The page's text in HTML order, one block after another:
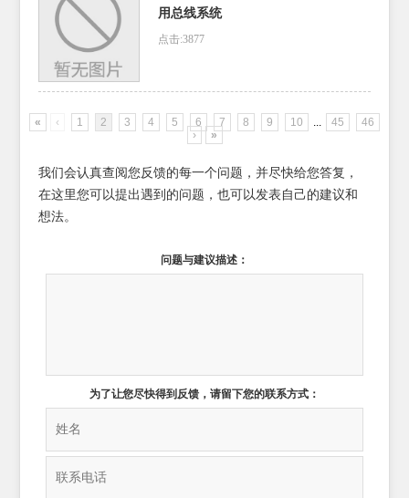
用总线系统
点击:3877
« ‹ 1 2 3 4 5 6 7 8 9 10 45
46
›
»
我们会认真查阅您反馈的每一个问题，并尽快给您答复，
在这里您可以提出遇到的问题，也可以发表自己的建议和
想法。
问题与建议描述：
为了让您尽快得到反馈，请留下您的联系方式：